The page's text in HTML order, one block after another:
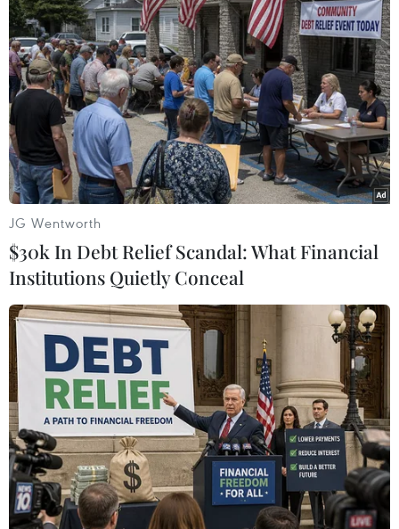
Ngày 24/7, Bộ Quốc phòng đã huy động 2 máy
bay trực thăng thuộc Công ty Trực thăng Miền Bắc
và Trung đoàn 916 thực hiện nhiệm vụ cứu trợ khẩn
cấp cho người dân bị cô lập.
Trực thăng lên đường cứu trợ người dân vùng lũ. (Ảnh: TTXVN
phát)
Trước tình hình lũ lụt nghiêm trọng tại phía Tây
tỉnh Nghệ An, khiến 3 cầu treo bị cuốn trôi, đặc
JG Wentworth
$30k In Debt Relief Scandal: What Financial
Institutions Quietly Conceal